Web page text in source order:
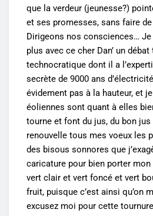
que la verdeur (jeunesse?)
et ses promesses, sans faire
Dirigeons nos consciences… Je
plus avec ce cher Dan’ un
technocratique dont il a
secrète de 9000 ans
évidement pas à la hauteur, et
éoliennes sont quant à elles
tourne et font du jus, du bon jus
renouvelle tous mes voeux les
des bisous sonnores que
caricature pour bien porter mon
vert clair et vert foncé et vert
fruit, puisque c’est ainsi qu’on
excusez moi pour cette